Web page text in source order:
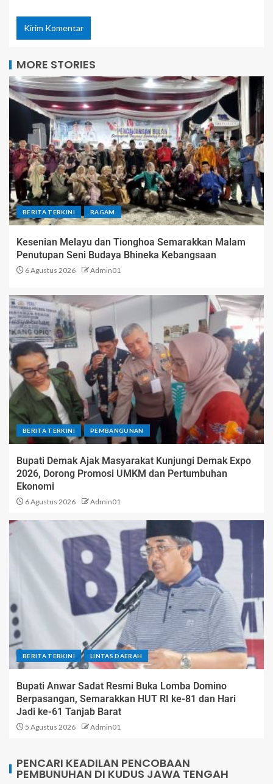
MORE STORIES
BERITA TERKINI RAGAM
Kesenian Melayu dan Tionghoa Semarakkan Malam
Penutupan Seni Budaya Bhineka Kebangsaan
6 Agustus 2026 Admin01
BERITA TERKINI PEMBANGUNAN
Bupati Demak Ajak Masyarakat Kunjungi Demak Expo
2026, Dorong Promosi UMKM dan Pertumbuhan
Ekonomi
6 Agustus 2026 Admin01
BERITA TERKINI LINTAS DAERAH
Bupati Anwar Sadat Resmi Buka Lomba Domino
Berpasangan, Semarakkan HUT RI ke-81 dan Hari
Jadi ke-61 Tanjab Barat
5 Agustus 2026 Admin01
PENCARI KEADILAN PENCOBAAN
PEMBUNUHAN DI KUDUS JAWA TENGAH